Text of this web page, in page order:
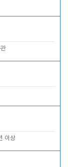
이상